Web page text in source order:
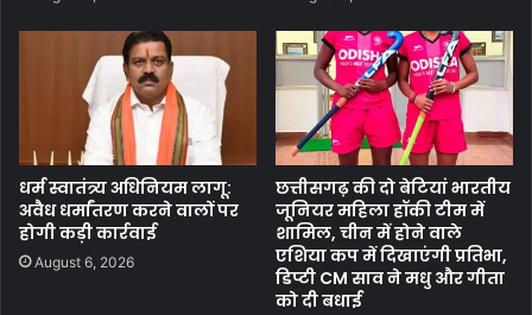
धर्म स्वातंत्र्य अधिनियम लागू:
अवैध धर्मांतरण करने वालों पर
होगी कड़ी कार्रवाई
August 6, 2026
छत्तीसगढ़ की दो बेटियां भारतीय
जूनियर महिला हॉकी टीम में
शामिल, चीन में होने वाले
एशिया कप में दिखाएंगी प्रतिभा,
डिप्टी CM साव ने मधु और गीता
को दी बधाई